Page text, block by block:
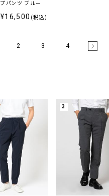
プパンツ ブルー
¥16,500 (税込)
2 3 4
3